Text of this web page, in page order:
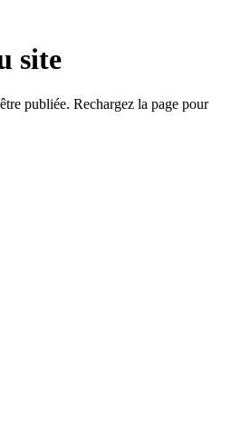
site
publiée. Rechargez la page pour